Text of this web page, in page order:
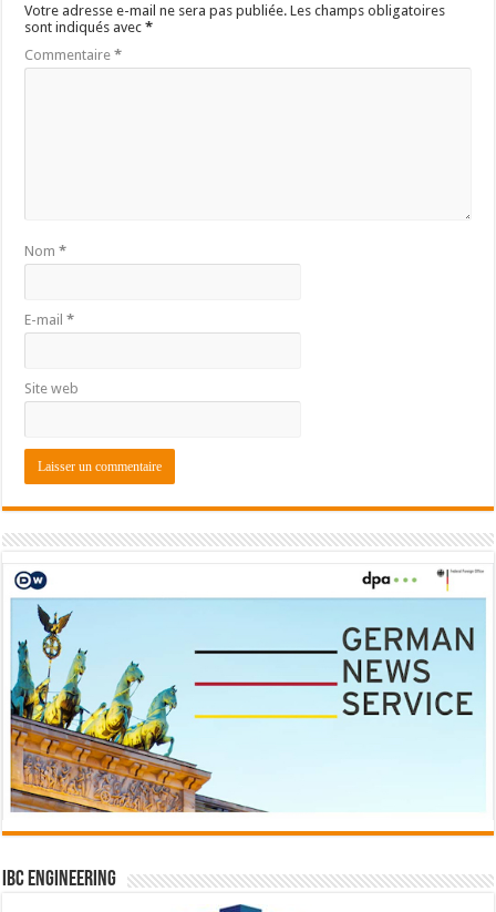
Votre adresse e-mail ne sera pas publiée. Les champs obligatoires
sont indiqués avec*
Commentaire*
Nom*
E-mail*
Site web
IBC Engineering